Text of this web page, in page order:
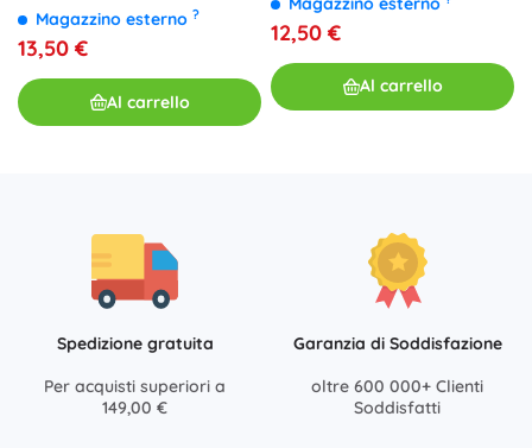
Magazzino esterno ?
13,50 €
Al carrello
12,50 €
Al carrello
Spedizione gratuita
Per acquisti superiori a
149,00 €
Garanzia di Soddisfazione
oltre 600 000+ Clienti
Soddisfatti